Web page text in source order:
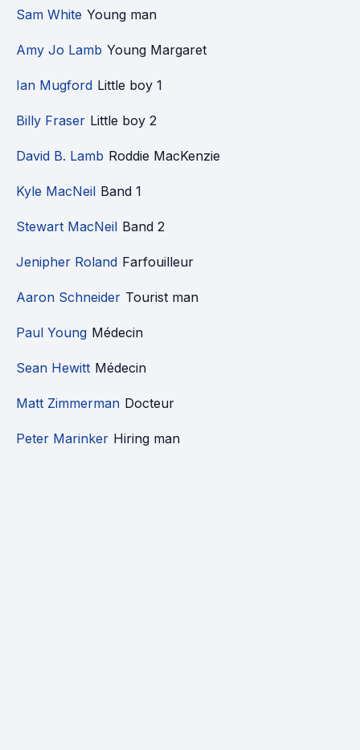
Sam White Young man
Amy Jo Lamb Young Margaret
Ian Mugford Little boy 1
Billy Fraser Little boy 2
David B. Lamb Roddie MacKenzie
Kyle MacNeil Band 1
Stewart MacNeil Band 2
Jenipher Roland Farfouilleur
Aaron Schneider Tourist man
Paul Young Médecin
Sean Hewitt Médecin
Matt Zimmerman Docteur
Peter Marinker Hiring man